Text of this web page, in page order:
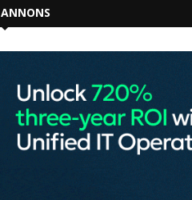
Alex Lane utsedd till
ANNONS